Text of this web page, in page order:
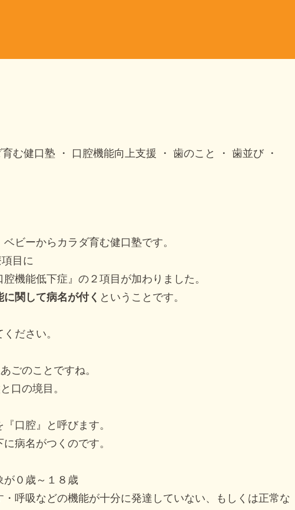
む健口塾 口腔機能向上支援 歯のこと
歯並び
ビーからカラダ育む健口塾です。
目に
機能低下症』の２項目が加わりました。
関して病名が付く ということです。
ださい。
ごのことですね。
口の境目。
口腔』と呼びます。
病名がつくのです。
が０歳～１８歳
呼吸などの機能が十分に発達していない、もしくは正常な